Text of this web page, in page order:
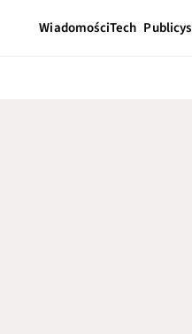
WiadomościTech